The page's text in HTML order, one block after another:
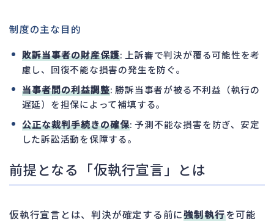
制度の主な目的
敗訴当事者の財産保護: 上訴審で判決が覆る可能性を考
慮し、回復不能な損害の発生を防ぐ。
当事者間の利益調整: 勝訴当事者が被る不利益（執行の
遅延）を担保によって補填する。
公正な裁判手続きの確保: 予測不能な損害を防ぎ、安定
した訴訟活動を保障する。
前提となる「仮執行宣言」とは
仮執行宣言とは、判決が確定する前に強制執行を可能